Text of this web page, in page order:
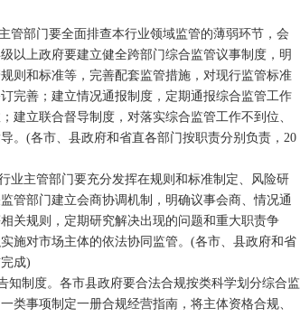
部门要全面排查本行业领域监管的薄弱环节，会
以上政府要建立健全跨部门综合监管议事制度，明
则和标准等，完善配套监管措施，对现行监管标准
完善；建立情况通报制度，定期通报综合监管工作
建立联合督导制度，对落实综合监管工作不到位、
。(各市、县政府和省直各部门按职责分别负责，20
主管部门要充分发挥在规则和标准制定、风险研
管部门建立会商协调机制，明确议事会商、情况通
关规则，定期研究解决出现的问题和重大职责争
施对市场主体的依法协同监管。(各市、县政府和省
成)
制度。各市县政府要合法合规按类科学划分综合监
类事项制定一册合规经营指南，将主体资格合规、